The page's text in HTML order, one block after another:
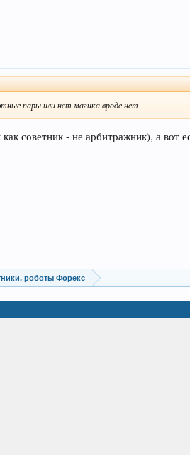
пары или нет магика вроде нет
советник - не арбитражник), а
роботы Форекс